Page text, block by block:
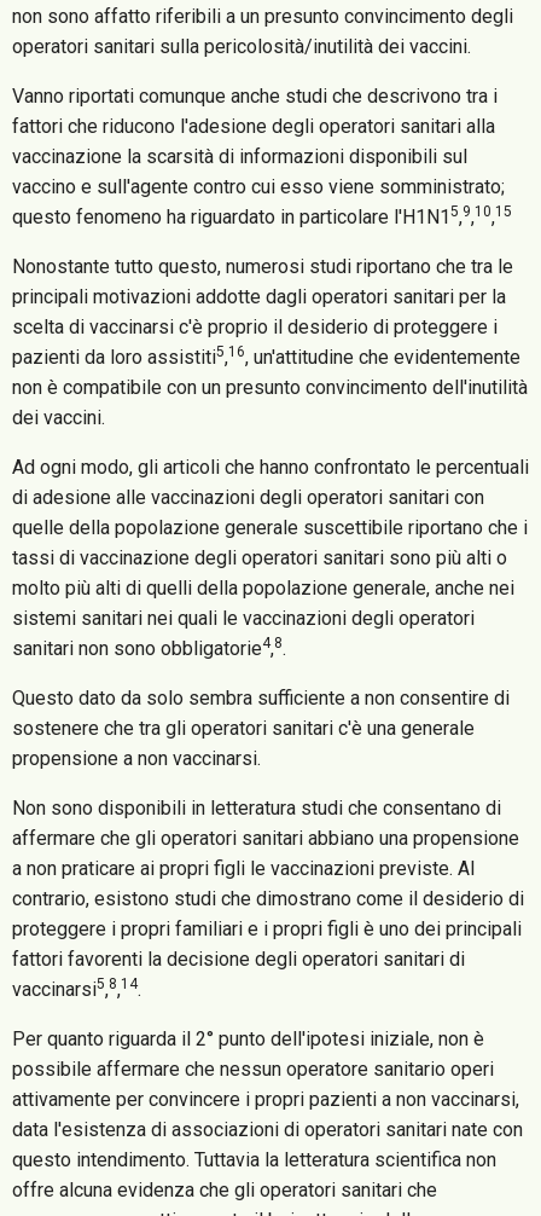
non sono affatto riferibili a un presunto convincimento degli
operatori sanitari sulla pericolosità/inutilità dei vaccini.
Vanno riportati comunque anche studi che descrivono tra i
fattori che riducono l'adesione degli operatori sanitari alla
vaccinazione la scarsità di informazioni disponibili sul
vaccino e sull'agente contro cui esso viene somministrato;
questo fenomeno ha riguardato in particolare l'H1N15,9,10,15
Nonostante tutto questo, numerosi studi riportano che tra le
principali motivazioni addotte dagli operatori sanitari per la
scelta di vaccinarsi c'è proprio il desiderio di proteggere i
pazienti da loro assistiti5,16, un'attitudine che evidentemente
non è compatibile con un presunto convincimento dell'inutilità
dei vaccini.
Ad ogni modo, gli articoli che hanno confrontato le percentuali
di adesione alle vaccinazioni degli operatori sanitari con
quelle della popolazione generale suscettibile riportano che i
tassi di vaccinazione degli operatori sanitari sono più alti o
molto più alti di quelli della popolazione generale, anche nei
sistemi sanitari nei quali le vaccinazioni degli operatori
sanitari non sono obbligatorie4,8.
Questo dato da solo sembra sufficiente a non consentire di
sostenere che tra gli operatori sanitari c'è una generale
propensione a non vaccinarsi.
Non sono disponibili in letteratura studi che consentano di
affermare che gli operatori sanitari abbiano una propensione
a non praticare ai propri figli le vaccinazioni previste. Al
contrario, esistono studi che dimostrano come il desiderio di
proteggere i propri familiari e i propri figli è uno dei principali
fattori favorenti la decisione degli operatori sanitari di
vaccinarsi5,8,14.
Per quanto riguarda il 2° punto dell'ipotesi iniziale, non è
possibile affermare che nessun operatore sanitario operi
attivamente per convincere i propri pazienti a non vaccinarsi,
data l'esistenza di associazioni di operatori sanitari nate con
questo intendimento. Tuttavia la letteratura scientifica non
offre alcuna evidenza che gli operatori sanitari che